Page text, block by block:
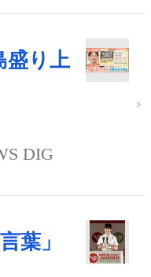
盛り上
DIG
葉」